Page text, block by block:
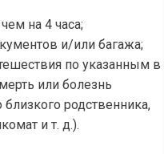
на 4 часа;
и/или багажа;
по указанным в
или болезнь
близкого родственника,
и т. д.).